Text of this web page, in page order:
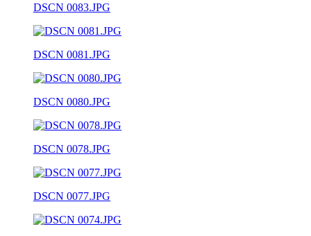
DSCN 0083.JPG
DSCN 0081.JPG
DSCN 0080.JPG
DSCN 0078.JPG
DSCN 0077.JPG